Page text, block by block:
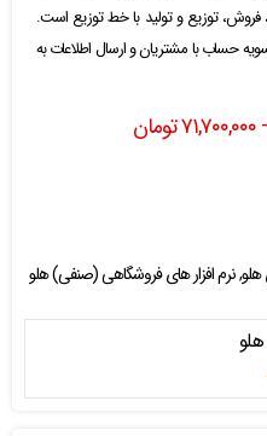
توزیع و تولید با خط توزیع است.
حساب با مشتریان و ارسال اطلاعات به
۷۱,۷۰۰,۰۰۰تومان
هلو,نرم افزار های فروشگاهی (صنفی) هلو